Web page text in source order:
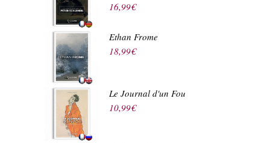
16,99€
Ethan Frome
18,99€
Le Journal d'un Fou
10,99€